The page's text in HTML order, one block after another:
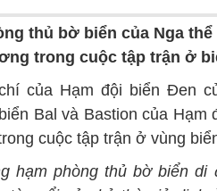
thủ bờ biển của Nga
trong cuộc tập trận ở
của Hạm đội biển Đen
Bal và Bastion của Hạm
cuộc tập trận ở vùng
hạm phòng thủ bờ biển di